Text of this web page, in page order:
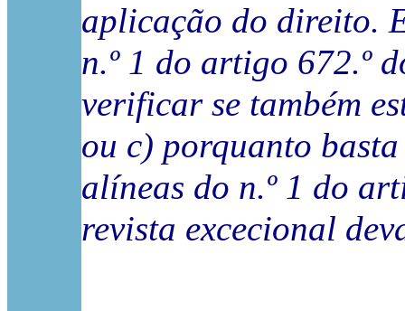
aplicação do direito.
n.º 1 do artigo 672.º
verificar se também
ou c) porquanto
alíneas do n.º 1 do
revista excecional